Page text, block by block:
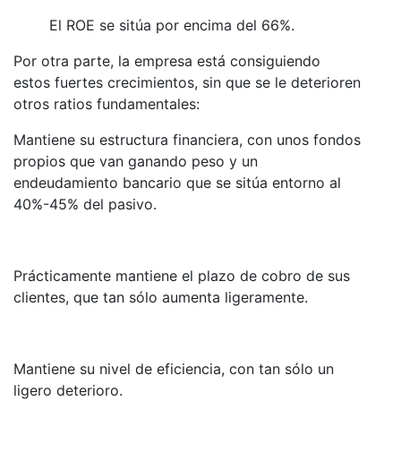
El ROE se sitúa por encima del 66%.
Por otra parte, la empresa está consiguiendo
estos fuertes crecimientos, sin que se le deterioren
otros ratios fundamentales:
Mantiene su estructura financiera, con unos fondos
propios que van ganando peso y un
endeudamiento bancario que se sitúa entorno al
40%-45% del pasivo.
Prácticamente mantiene el plazo de cobro de sus
clientes, que tan sólo aumenta ligeramente.
Mantiene su nivel de eficiencia, con tan sólo un
ligero deterioro.